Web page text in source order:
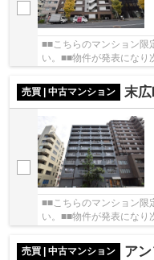
■■こちらのマンション限
い。■■物件が発表になり
売買 | 中古マンション 末
■■こちらのマンション限
い。■■物件が発表になり
売買 | 中古マンション ア